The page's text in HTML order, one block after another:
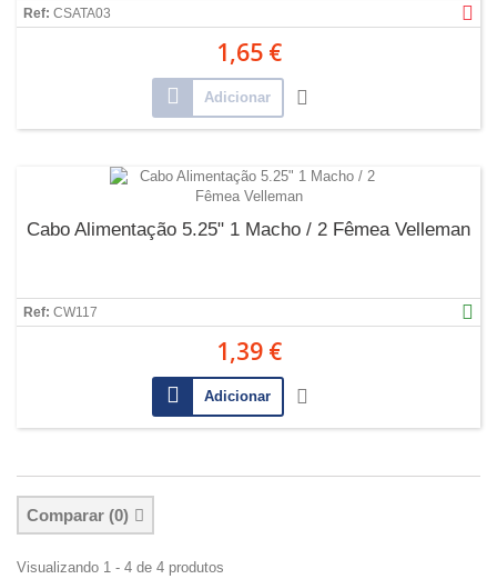
Ref: CSATA03
1,65 €
Adicionar
Cabo Alimentação 5.25" 1 Macho / 2 Fêmea Velleman
Ref: CW117
1,39 €
Adicionar
Comparar (0)
Visualizando 1 - 4 de 4 produtos